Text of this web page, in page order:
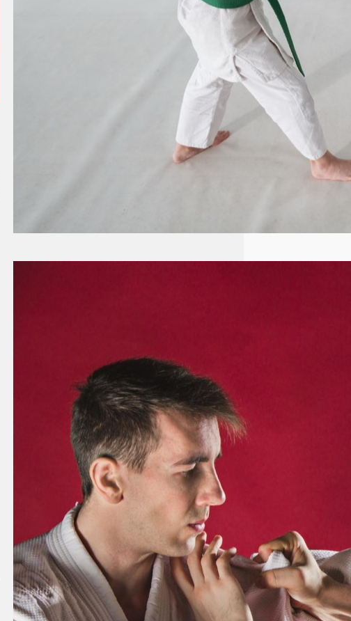
Choć aikido jest mniej znane niż
inne sztuki walki, takie jak
karate czy judo, stanowi ono
fascynującą dyscyplinę, która
łączy techniki samoobrony z
głęboką filozofią.…